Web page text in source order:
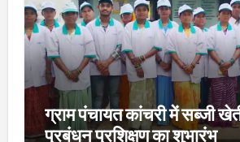
ग्राम पंचायत कांचरी में सब्जी
प्रबंधन प्रशिक्षण का शुभारंभ